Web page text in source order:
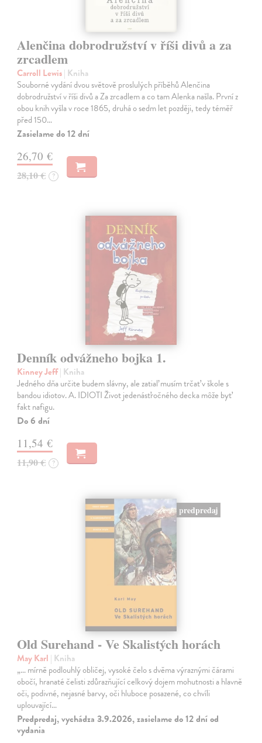
Alenčina dobrodružství v říši divů a za
zrcadlem
Carroll Lewis| Kniha
Souborné vydání dvou světově proslulých příběhů Alenčina
dobrodružství v říši divů a Za zrcadlem a co tam Alenka našla. První z
obou knih vyšla v roce 1865, druhá o sedm let později, tedy téměř
před 150…
Zasielame do 12 dní
26,70 €
28,10 € ?
Denník odvážneho bojka 1.
Kinney Jeff| Kniha
Jedného dňa určite budem slávny, ale zatiaľ musím trčať v škole s
bandou idiotov. A. IDIOTI Život jedenásťročného decka môže byť
fakt nafigu.
Do 6 dní
11,54 €
11,90 € ?
predpredaj
Old Surehand - Ve Skalistých horách
May Karl | Kniha
„… mírně podlouhlý obličej, vysoké čelo s dvěma výraznými čárami
obočí, hranaté čelisti zdůrazňující celkový dojem mohutnosti a hlavně
oči, podivné, nejasné barvy, oči hluboce posazené, co chvíli
uplouvající…
Predpredaj, vychádza 3.9.2026, zasielame do 12 dní od
vydania